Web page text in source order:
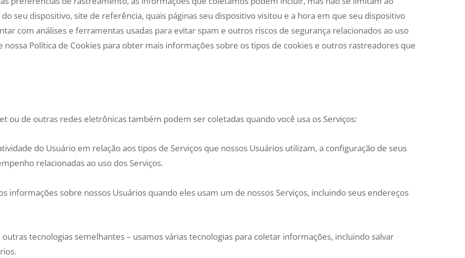
seu dispositivo, site de referência, quais páginas seu dispositivo visitou e a hora em que seu dispositivo
com análises e ferramentas usadas para evitar spam e outros riscos de segurança relacionados ao uso
Política de Cookies para obter mais informações sobre os tipos de cookies e outros rastreadores que
ou de outras redes eletrônicas também podem ser coletadas quando você usa os Serviços:
do Usuário em relação aos tipos de Serviços que nossos Usuários utilizam, a configuração de seus
relacionadas ao uso dos Serviços.
informações sobre nossos Usuários quando eles usam um de nossos Serviços, incluindo seus endereços
tecnologias semelhantes – usamos várias tecnologias para coletar informações, incluindo salvar